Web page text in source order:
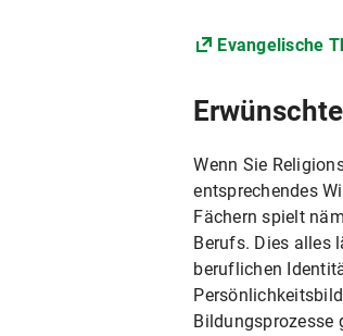
Evangelische
Wenn Sie
entsprechendes
Fächern spielt
Berufs. Dies alles
beruflichen
Bildungsprozesse